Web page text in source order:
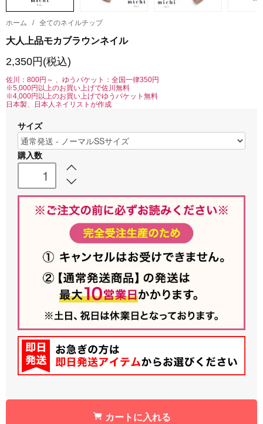
ホーム / 全てのネイルチップ
大人上品モカブラウンネイル
2,350円(税込)
佐川：800円～ 、ゆうパケット：全国一律350円
※5,000円以上のお買い上げで佐川無料
※4,000円以上のお買い上げでゆうパケット無料
日本製、日本人ネイリストが作成
サイズ
購入数
カートに入れる